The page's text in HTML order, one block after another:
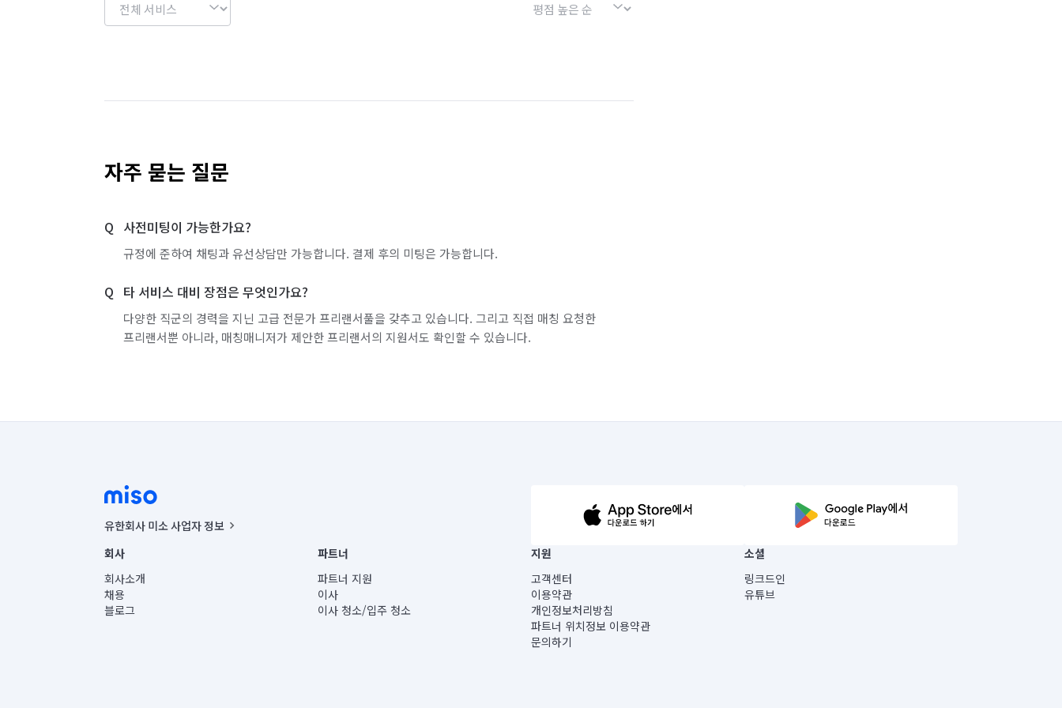
자주 묻는 질문
사전미팅이 가능한가요?
규정에 준하여 채팅과 유선상담만 가능합니다. 결제 후의 미팅은 가능합니다.
타 서비스 대비 장점은 무엇인가요?
다양한 직군의 경력을 지닌 고급 전문가 프리랜서풀을 갖추고 있습니다. 그리고 직접 매칭 요청한
프리랜서뿐 아니라, 매칭매니저가 제안한 프리랜서의 지원서도 확인할 수 있습니다.
유한회사 미소 사업자 정보
사업자등록번호 : 291-87-00271 | 인허가번호 : 2016-3220163-14-5-00019 |
통신판매신고번호 : 2024-서울종로-1400(공정거래위원회 정보) |
대표이사 : CHING VICTOR COLUMBIA RHEE
주소 | 본사: 서울특별시 종로구 율곡로 6(중학동, 트윈트리빌딩) B동 5층
컨택센터 : 서울특별시 종로구 수송동 율곡로 24, 7층, 8층 미소
회사
회사소개
채용
블로그
파트너
파트너 지원
이사
이사 청소/입주 청소
지원
고객센터
이용약관
개인정보처리방침
파트너 위치정보 이용약관
문의하기
소셜
링크드인
유튜브